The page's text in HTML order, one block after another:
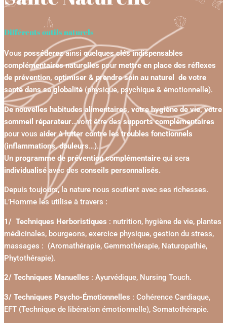
Différents outils naturels
Vous posséderezainsi quelques clés indispensables
complémentaires naturellespour mettre en place des réflexes
de prévention, optimiser & prendre soin au naturel de votre
santé dans sa globalité (physique, psychique & émotionnelle).
De nouvelles habitudes alimentaires, votre hygiène de vie, votre
sommeil réparateur…vont être dessupports complémentaires
pour vous aider à lutter contre les troubles fonctionnels
(inflammations, douleurs…).
Un programme de prévention complémentaire qui sera
individualisé avec des conseils personnalisés.
Depuis toujours, la nature nous soutient avec ses richesses.
L’Homme les utilise à travers :
1/ Techniques Herboristiques : nutrition, hygiène de vie, plantes
médicinales, bourgeons, exercice physique, gestion du stress,
massages : (Aromathérapie, Gemmothérapie, Naturopathie,
Phytothérapie).
2/ Techniques Manuelles : Ayurvédique, Nursing Touch.
3/ Techniques Psycho-Émotionnelles : Cohérence Cardiaque,
EFT (Technique de libération émotionnelle), Somatothérapie.